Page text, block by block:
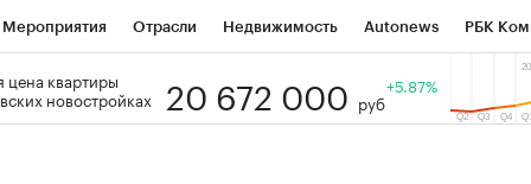
Мероприятия Отрасли Недвижимость Autonews РБК
РБК Образование Тренды
цена квартиры
новостройках
20 672 000 руб
+5.87%